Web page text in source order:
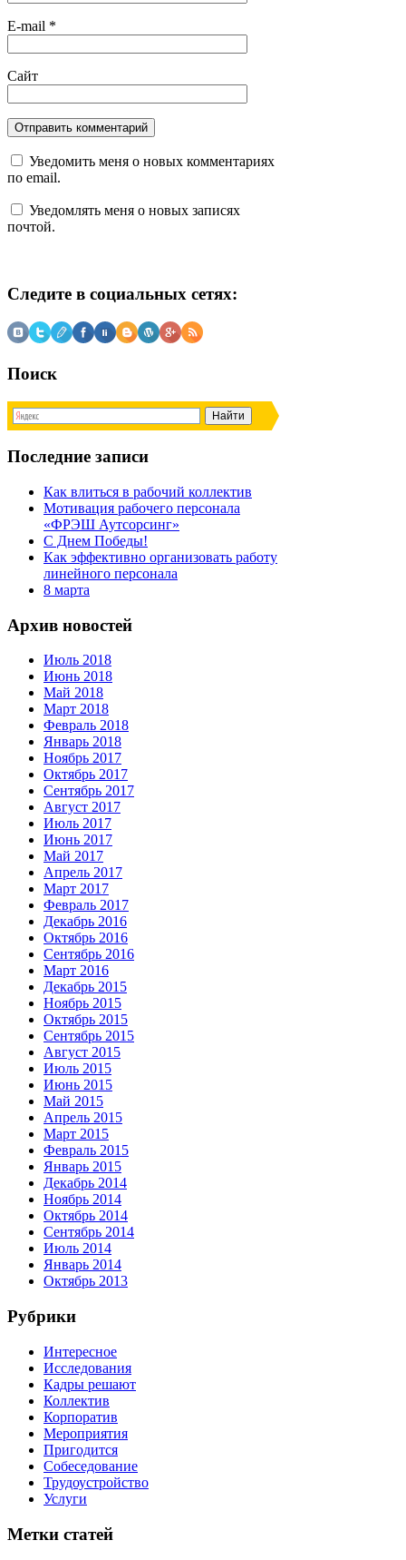
E-mail *
Сайт
Уведомить меня о новых комментариях
по email.
Уведомлять меня о новых записях
почтой.
Следите в социальных сетях:
Поиск
Последние записи
Как влиться в рабочий коллектив
Мотивация рабочего персонала
«ФРЭШ Аутсорсинг»
С Днем Победы!
Как эффективно организовать работу
линейного персонала
8 марта
Архив новостей
Июль 2018
Июнь 2018
Май 2018
Март 2018
Февраль 2018
Январь 2018
Ноябрь 2017
Октябрь 2017
Сентябрь 2017
Август 2017
Июль 2017
Июнь 2017
Май 2017
Апрель 2017
Март 2017
Февраль 2017
Декабрь 2016
Октябрь 2016
Сентябрь 2016
Март 2016
Декабрь 2015
Ноябрь 2015
Октябрь 2015
Сентябрь 2015
Август 2015
Июль 2015
Июнь 2015
Май 2015
Апрель 2015
Март 2015
Февраль 2015
Январь 2015
Декабрь 2014
Ноябрь 2014
Октябрь 2014
Сентябрь 2014
Июль 2014
Январь 2014
Октябрь 2013
Рубрики
Интересное
Исследования
Кадры решают
Коллектив
Корпоратив
Мероприятия
Пригодится
Собеседование
Трудоустройство
Услуги
Метки статей